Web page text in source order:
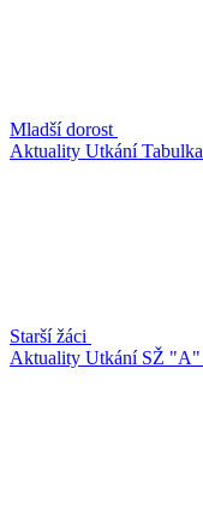
Mladší dorost
Aktuality UtkáníTabulka
Starší žáci
Aktuality Utkání SŽ "A"